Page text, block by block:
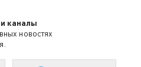
каналы
новостях